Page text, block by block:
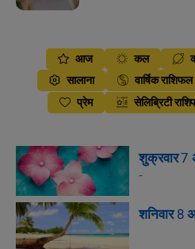
आज कल
सालाना
वार्षिक राशिफल
प्रेम
सेलिब्रिटी
शुक्रवार
-
शनिवार 8